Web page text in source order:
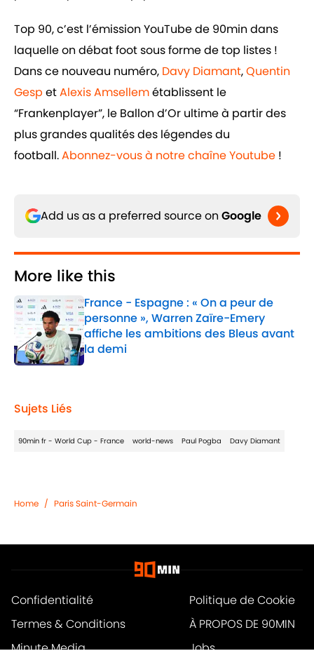
Top 90, c’est l’émission YouTube de 90min dans
laquelle on débat foot sous forme de top listes !
Dans ce nouveau numéro, Davy Diamant,Quentin
Gesp etAlexis Amsellemétablissent le
“Frankenplayer”, le Ballon d’Or ultime à partir des
plus grandes qualités des légendes du
football.Abonnez-vous à notre chaîne Youtube !
Add us as a preferred source on Google
More like this
France - Espagne : « On a peur de
personne », Warren Zaïre-Emery
affiche les ambitions des Bleus avant
la demi
Published by on Invalid Date
Sujets Liés
90min fr - World Cup - France world-news Paul Pogba Davy Diamant
Home / Paris Saint-Germain
Confidentialité
Politique de Cookie
Termes & Conditions
À PROPOS DE 90MIN